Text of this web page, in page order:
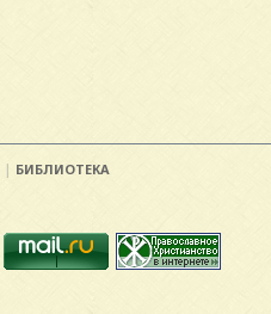
БИБЛИОТЕКА